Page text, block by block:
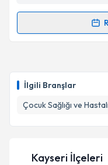
İlgili Branşlar
Çocuk Sağlığı ve
kapsamda
Randevu
takvim
Kayseri İlçeleri